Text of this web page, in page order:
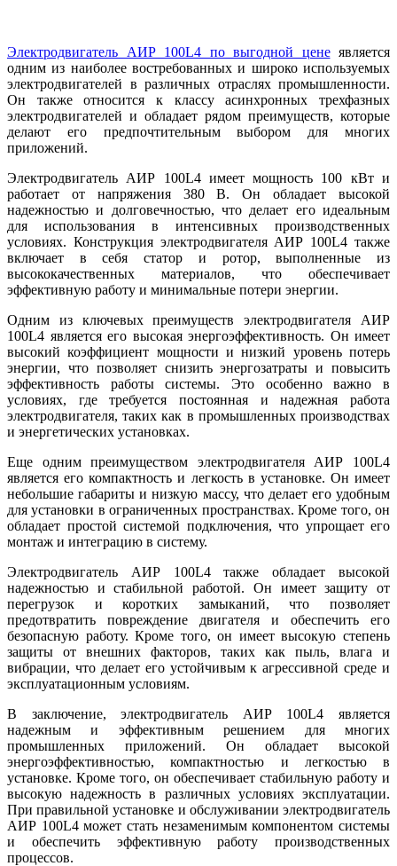
Электродвигатель АИР 100L4 по выгодной ценеявляется
одним из наиболее востребованных и широко используемых
электродвигателей в различных отраслях промышленности.
Он также относится к классу асинхронных трехфазных
электродвигателей и обладает рядом преимуществ, которые
делают его предпочтительным выбором для многих
приложений.
Электродвигатель АИР 100L4 имеет мощность 100 кВт и
работает от напряжения 380 В. Он обладает высокой
надежностью и долговечностью, что делает его идеальным
для использования в интенсивных производственных
условиях. Конструкция электродвигателя АИР 100L4 также
включает в себя статор и ротор, выполненные из
высококачественных материалов, что обеспечивает
эффективную работу и минимальные потери энергии.
Одним из ключевых преимуществ электродвигателя АИР
100L4 является его высокая энергоэффективность. Он имеет
высокий коэффициент мощности и низкий уровень потерь
энергии, что позволяет снизить энергозатраты и повысить
эффективность работы системы. Это особенно важно в
условиях, где требуется постоянная и надежная работа
электродвигателя, таких как в промышленных производствах
и энергетических установках.
Еще одним преимуществом электродвигателя АИР 100L4
является его компактность и легкость в установке. Он имеет
небольшие габариты и низкую массу, что делает его удобным
для установки в ограниченных пространствах. Кроме того, он
обладает простой системой подключения, что упрощает его
монтаж и интеграцию в систему.
Электродвигатель АИР 100L4 также обладает высокой
надежностью и стабильной работой. Он имеет защиту от
перегрузок и коротких замыканий, что позволяет
предотвратить повреждение двигателя и обеспечить его
безопасную работу. Кроме того, он имеет высокую степень
защиты от внешних факторов, таких как пыль, влага и
вибрации, что делает его устойчивым к агрессивной среде и
эксплуатационным условиям.
В заключение, электродвигатель АИР 100L4 является
надежным и эффективным решением для многих
промышленных приложений. Он обладает высокой
энергоэффективностью, компактностью и легкостью в
установке. Кроме того, он обеспечивает стабильную работу и
высокую надежность в различных условиях эксплуатации.
При правильной установке и обслуживании электродвигатель
АИР 100L4 может стать незаменимым компонентом системы
и обеспечить эффективную работу производственных
процессов.